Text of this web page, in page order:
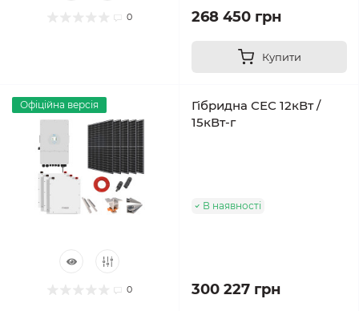
0 268 450 грн
Купити
Офіційна версія
0
Гібридна СЕС 12кВт /
15кВт-г
В наявності
300 227 грн